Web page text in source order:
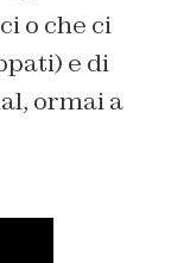
o che ci
e di
ormai a